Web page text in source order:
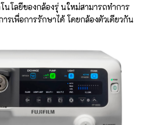
นโลยีของกล้องรุ่ นใหม่สามารถทำการ
รเพื่อการรักษาได้ โดยกล้องตัวเดียวกัน